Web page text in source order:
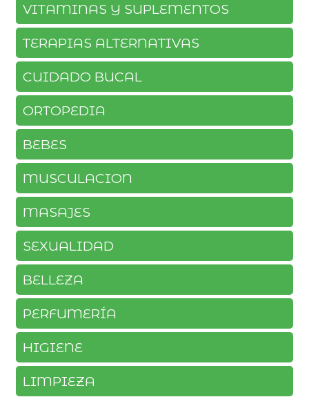
VITAMINAS Y SUPLEMENTOS
TERAPIAS ALTERNATIVAS
CUIDADO BUCAL
ORTOPEDIA
BEBES
MUSCULACION
MASAJES
SEXUALIDAD
BELLEZA
PERFUMERÍA
HIGIENE
LIMPIEZA